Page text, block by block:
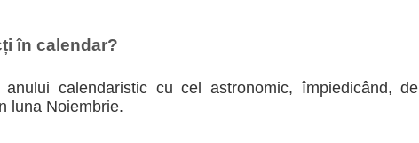
în calendar?
calendaristic cu cel astronomic, împiedicând, de
luna Noiembrie.